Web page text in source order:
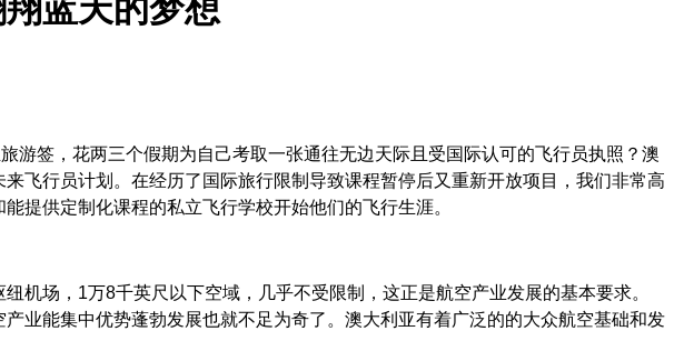
蓝天的梦想
游签，花两三个假期为自己考取一张通往无边天际且受国际认可的飞行员执照？澳
飞行员计划。在经历了国际旅行限制导致课程暂停后又重新开放项目，我们非常高
提供定制化课程的私立飞行学校开始他们的飞行生涯。
机场， 1万8千英尺以下空域，几乎不受限制，这正是航空产业发展的基本要求。
业能集中优势蓬勃发展也就不足为奇了。澳大利亚有着广泛的的大众航空基础和发